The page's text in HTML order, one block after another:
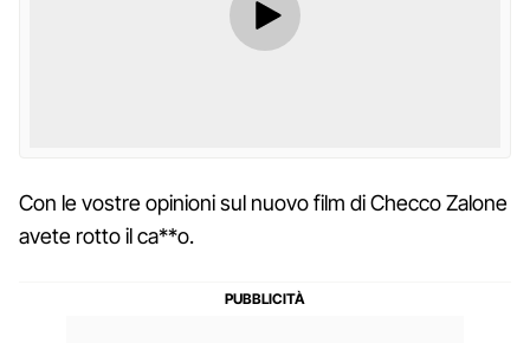
Con le vostre opinioni sul nuovo film di Checco Zalone
avete rotto il ca**o.